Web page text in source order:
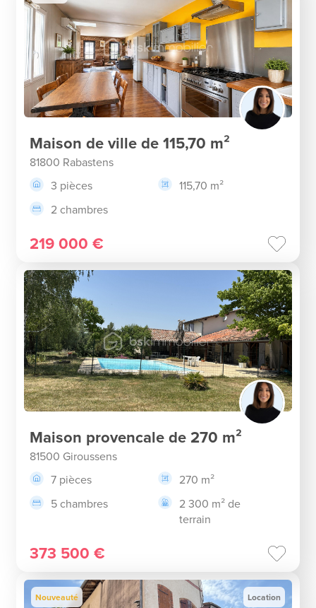
Maison de ville de 115,70 m²
81800 Rabastens
3 pièces
115,70 m²
2 chambres
219 000 €
Maison provencale de 270 m²
81500 Giroussens
7 pièces
270 m²
5 chambres
2 300 m² de
terrain
373 500 €
Nouveauté Location